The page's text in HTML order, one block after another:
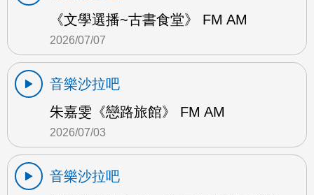
《文學選播~古書食堂》 FM AM
2026/07/07
音樂沙拉吧
朱嘉雯《戀路旅館》 FM AM
2026/07/03
音樂沙拉吧